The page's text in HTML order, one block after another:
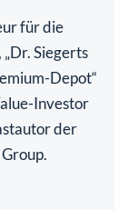
für die
Siegerts
Depot“
Investor
der